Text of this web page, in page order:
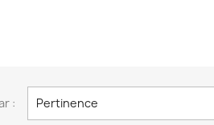
: Pertinence